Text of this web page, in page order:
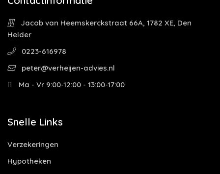
Jacob van Heemskerckstraat 66A, 1782 XE, Den
Helder
0223-616978
peter@verheijen-advies.nl
Ma - Vr 9:00-12:00 - 13:00-17:00
Snelle Links
Verzekeringen
Hypotheken